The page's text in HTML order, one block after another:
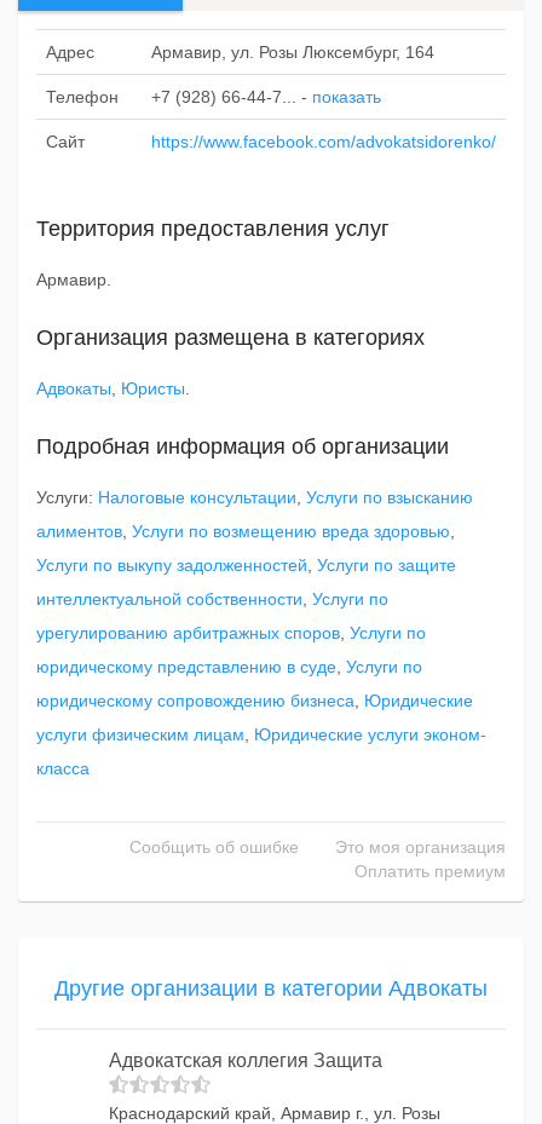
Адрес Армавир, ул. Розы Люксембург, 164
Телефон +7 (928) 66-44-7... - показать
Сайт https://www.facebook.com/advokatsidorenko/
Территория предоставления услуг
Армавир.
Организация размещена в категориях
Адвокаты Юристы
Подробная информация об организации
Услуги: Налоговые консультации Услуги по взысканию
алиментов Услуги по возмещению вреда здоровью
Услуги по выкупу задолженностей Услуги по защите
интеллектуальной собственности Услуги по
урегулированию арбитражных споров Услуги по
юридическому представлению в суде Услуги по
юридическому сопровождению бизнеса
Юридические
услуги физическим лицам
Юридические услуги эконом-
класса
Сообщить об ошибке
Это моя организация
Оплатить премиум
Другие организации в категории Адвокаты
Адвокатская коллегия Защита
Краснодарский край, Армавир г., ул. Розы